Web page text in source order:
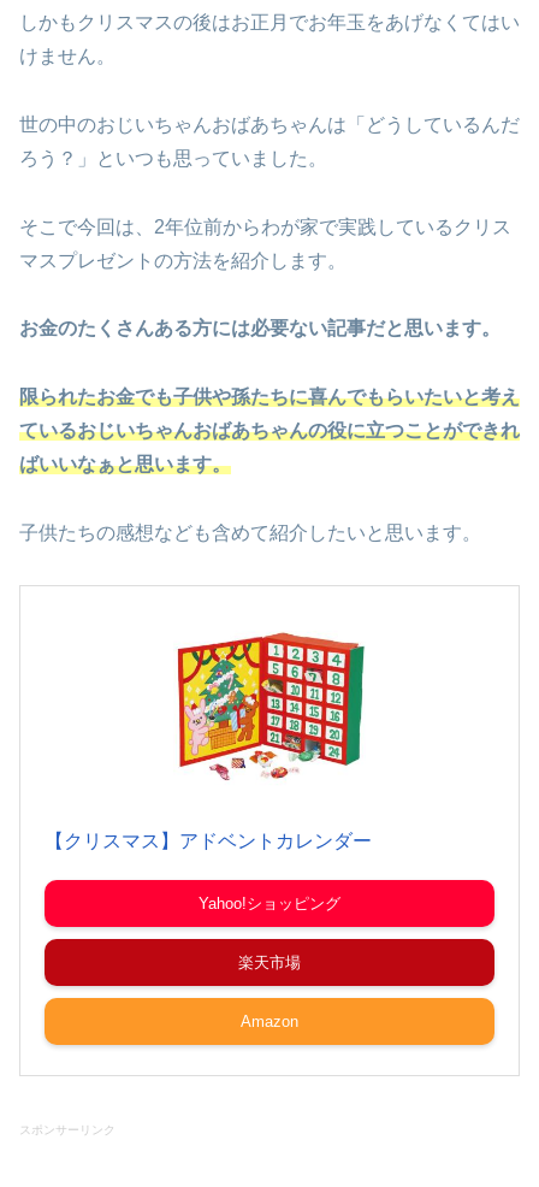
しかもクリスマスの後はお正月でお年玉をあげなくてはい
けません。
世の中のおじいちゃんおばあちゃんは「どうしているんだ
ろう？」といつも思っていました。
そこで今回は、2年位前からわが家で実践しているクリス
マスプレゼントの方法を紹介します。
お金のたくさんある方には必要ない記事だと思います。
限られたお金でも子供や孫たちに喜んでもらいたいと考え
ているおじいちゃんおばあちゃんの役に立つことができれ
ばいいなぁと思います。
子供たちの感想なども含めて紹介したいと思います。
【クリスマス】アドベントカレンダー
Yahoo!ショッピング
楽天市場
Amazon
スポンサーリンク